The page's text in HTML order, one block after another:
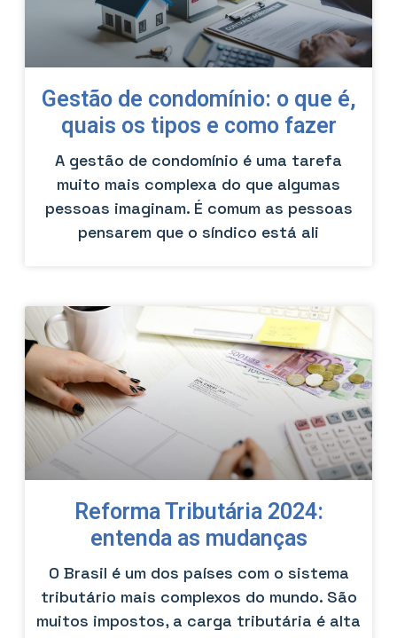
Gestão de condomínio: o que é,
quais os tipos e como fazer
A gestão de condomínio é uma tarefa
muito mais complexa do que algumas
pessoas imaginam. É comum as pessoas
pensarem que o síndico está ali
Reforma Tributária 2024:
entenda as mudanças
O Brasil é um dos países com o sistema
tributário mais complexos do mundo. São
muitos impostos, a carga tributária é alta